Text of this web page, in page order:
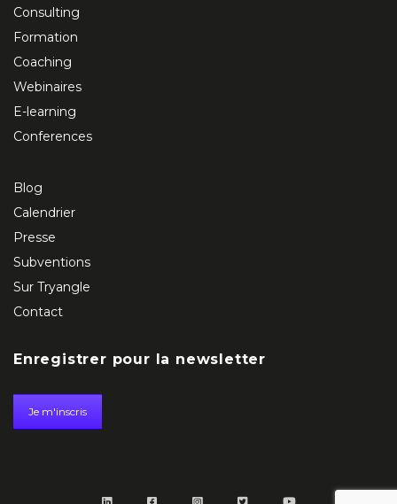
Consulting
Formation
Coaching
Webinaires
E-learning
Conferences
Blog
Calendrier
Presse
Subventions
Sur Tryangle
Contact
Enregistrer pour la newsletter
Je m'inscris